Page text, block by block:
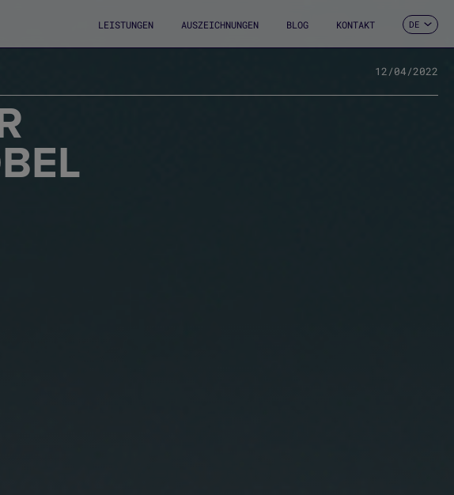
LEISTUNGEN AUSZEICHNUNGEN BLOG KONTAKT
EN
DE
IT
12/04/2022